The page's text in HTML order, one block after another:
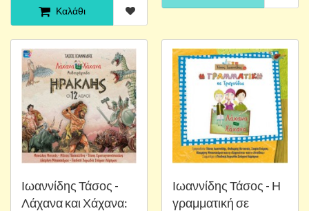
Καλάθι
Ιωαννίδης Τάσος -
Λάχανα και Χάχανα:
Ιωαννίδης Τάσος - Η
γραμματική σε